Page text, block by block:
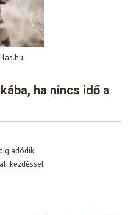
ha nincs idő a
adódik
kezdéssel